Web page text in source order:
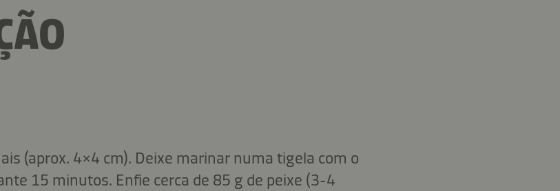
(aprox. 4×4 cm). Deixe marinar numa tigela com o
15 minutos. Enfie cerca de 85 g de peixe (3-4